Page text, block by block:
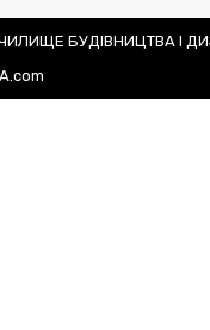
БУДІВНИЦТВА І